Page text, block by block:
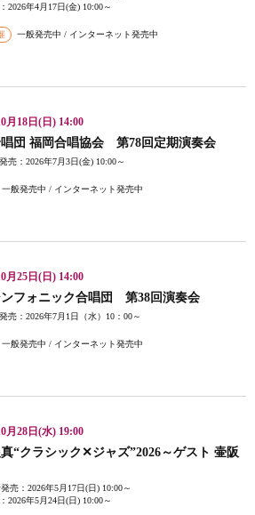
2026年4月17日(金) 10:00～
一般発売中 / インターネット発売中
月18日(日) 14:00
団 福岡合唱協会 第78回定期演奏会
売：2026年7月3日(金) 10:00～
一般発売中 / インターネット発売中
月25日(日) 14:00
フォニック合唱団 第38回演奏会
売：2026年7月1日（水）10：00～
一般発売中 / インターネット発売中
月28日(水) 19:00
“クラシック✕ジャズ”2026～ゲスト 壷阪
売：2026年5月17日(日) 10:00～
2026年5月24日(日) 10:00～